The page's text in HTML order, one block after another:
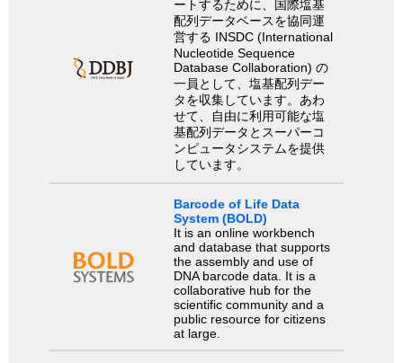
ートするために、国際塩基
配列データベースを協同運
営する INSDC (International
Nucleotide Sequence
Database Collaboration) の
一員として、塩基配列デー
タを収集しています。あわ
せて、自由に利用可能な塩
基配列データとスーパーコ
ンピュータシステムを提供
しています。
Barcode of Life Data
System (BOLD)
It is an online workbench
and database that supports
the assembly and use of
DNA barcode data. It is a
collaborative hub for the
scientific community and a
public resource for citizens
at large.